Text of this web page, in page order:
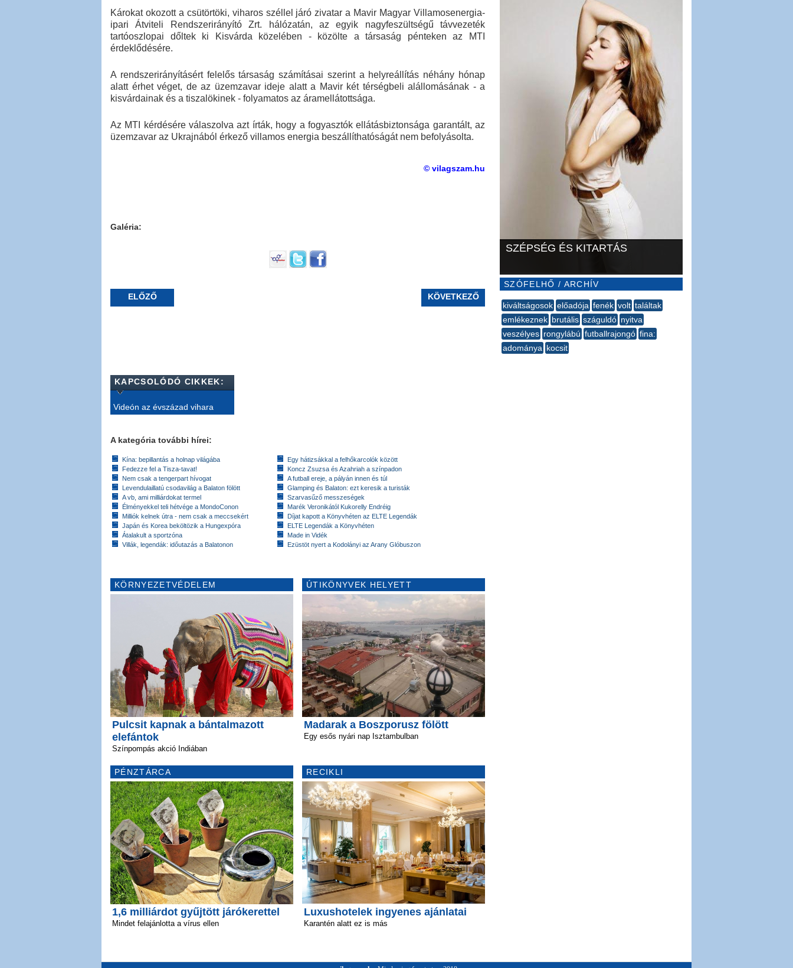
Károkat okozott a csütörtöki, viharos széllel járó zivatar a Mavir Magyar Villamosenergia-
ipari Átviteli Rendszerirányító Zrt. hálózatán, az egyik nagyfeszültségű távvezeték
tartóoszlopai dőltek ki Kisvárda közelében - közölte a társaság pénteken az MTI
érdeklődésére.
A rendszerirányításért felelős társaság számításai szerint a helyreállítás néhány hónap
alatt érhet véget, de az üzemzavar ideje alatt a Mavir két térségbeli alállomásának - a
kisvárdainak és a tiszalökinek - folyamatos az áramellátottsága.
Az MTI kérdésére válaszolva azt írták, hogy a fogyasztók ellátásbiztonsága garantált, az
üzemzavar az Ukrajnából érkező villamos energia beszállíthatóságát nem befolyásolta.
© vilagszam.hu
Galéria:
ELŐZŐ KÖVETKEZŐ
KAPCSOLÓDÓ CIKKEK:
Videón az évszázad vihara
A kategória további hírei:
Kína: bepillantás a holnap világába
Fedezze fel a Tisza-tavat!
Nem csak a tengerpart hívogat
Levendulaillatú csodavilág a Balaton fölött
A vb, ami milliárdokat termel
Élményekkel teli hétvége a MondoConon
Milliók kelnek útra - nem csak a meccsekért
Japán és Korea beköltözik a Hungexpóra
Átalakult a sportzóna
Villák, legendák: időutazás a Balatonon
Egy hátizsákkal a felhőkarcolók között
Koncz Zsuzsa és Azahriah a színpadon
A futball ereje, a pályán innen és túl
Glamping és Balaton: ezt keresik a turisták
Szarvasűző messzeségek
Marék Veronikától Kukorelly Endréig
Díjat kapott a Könyvhéten az ELTE Legendák
ELTE Legendák a Könyvhéten
Made in Vidék
Ezüstöt nyert a Kodolányi az Arany Glóbuszon
KÖRNYEZETVÉDELEM
Pulcsit kapnak a bántalmazott
elefántok
Színpompás akció Indiában
PÉNZTÁRCA
1,6 milliárdot gyűjtött járókerettel
Mindet felajánlotta a vírus ellen
ÚTIKÖNYVEK HELYETT
Madarak a Boszporusz fölött
Egy esős nyári nap Isztambulban
RECIKLI
Luxushotelek ingyenes ajánlatai
Karantén alatt ez is más
SZÉPSÉG ÉS KITARTÁS
SZÓFELHŐ / ARCHÍV
kiváltságosok előadója fenék volt találtak
emlékeznek brutális száguldó nyitva
veszélyes rongylábú futballrajongó fina:
adománya kocsit